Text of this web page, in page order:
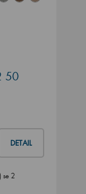
50
DETAIL
se 2